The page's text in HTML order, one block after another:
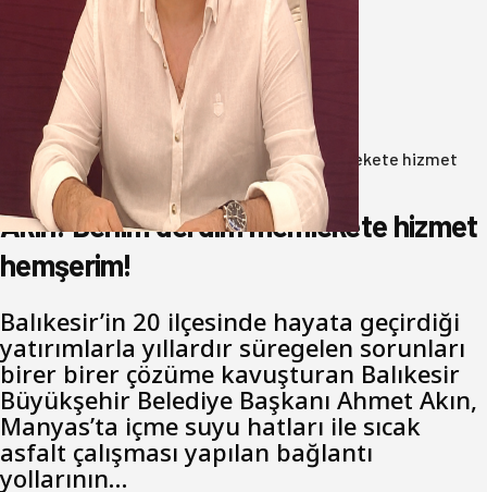
Oğuzbeyi’nden Balıkesirspor
yönetimine cevap : Herkes kendine
yakışanı yapar, buluttan nem
kapmayın!
07 Ağustos 2026
Anasayfa/ Gündem/
Akın: Benim derdim memlekete hizmet
hemşerim!
Akın: Benim derdim memlekete hizmet
hemşerim!
Balıkesir’in 20 ilçesinde hayata geçirdiği
yatırımlarla yıllardır süregelen sorunları
birer birer çözüme kavuşturan Balıkesir
Büyükşehir Belediye Başkanı Ahmet Akın,
Manyas’ta içme suyu hatları ile sıcak
asfalt çalışması yapılan bağlantı
yollarının…